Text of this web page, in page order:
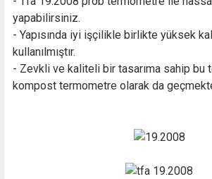
yapabilirsiniz.
- Yapısında iyi işçilikle birlikte yüksek
kullanılmıştır.
- Zevkli ve kaliteli bir tasarıma sahip bu
kompost termometre olarak da